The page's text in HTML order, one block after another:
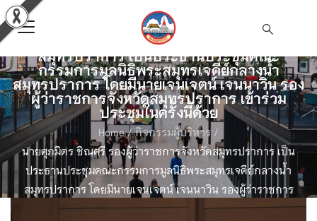
นายศุภมิตร ชิณศรี รองผู้ว่าราชการจังหวัด
สมุทรปราการ เป็นประธานประชุมคณะ
กรรมการมูลนิธิพระสมุทรเจดีย์กลางน้ำ
สมุทรปราการ โดยมีนายเจนเจตน์ เจนนาวิน รอง
ผู้ว่าราชการจังหวัดสมุทรปราการ เข้าร่วม
ประชุมในครั้งนี้ด้วย
Home/ กิจกรรมผู้บริหาร /
นายศุภมิตร ชิณศรี รองผู้ว่าราชการจังหวัดสมุทรปราการ เป็น
ประธานประชุมคณะกรรมการมูลนิธิพระสมุทรเจดีย์กลางน้ำ
สมุทรปราการ โดยมีนายเจนเจตน์ เจนนาวิน รองผู้ว่าราชการ
จังหวัดสมุทรปราการ เข้าร่วมประชุมในครั้งนี้ด้วย